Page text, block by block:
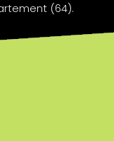
(64).